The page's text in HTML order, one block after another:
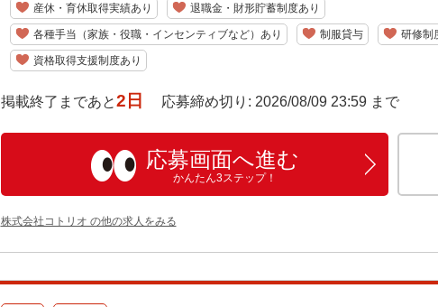
産休・育休取得実績あり 退職金・財形貯蓄制度あり
各種手当（家族・役職・インセンティブなど）あり 制服貸与 研修制
資格取得支援制度あり
掲載終了まであと2日 応募締め切り: 2026/08/09 23:59 まで
応募画面へ進む
かんたん3ステップ！
株式会社コトリオ の他の求人をみる